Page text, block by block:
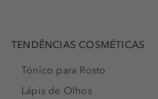
TENDÊNCIAS COSMÉTICAS
Tónico para Rosto
Lápis de Olhos